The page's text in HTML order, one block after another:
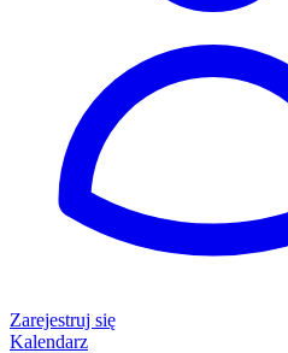
Zarejestruj się
Kalendarz